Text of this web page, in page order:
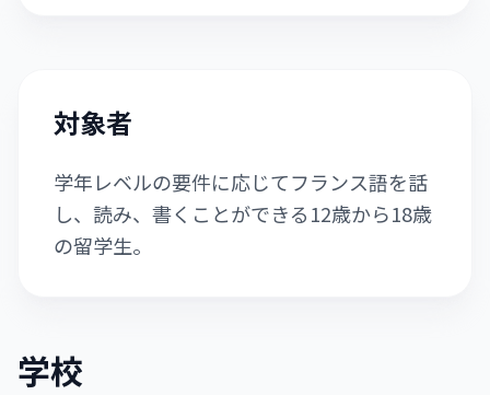
対象者
学年レベルの要件に応じてフランス語を話
し、読み、書くことができる12歳から18歳
の留学生。
学校